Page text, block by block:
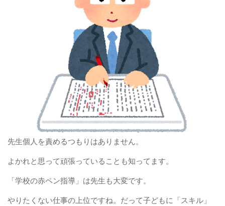
先生個人を責めるつもりはありません。
よかれと思って頑張っていることも知ってます。
「学校の赤ペン指導」は先生も大変です。
やりたくない仕事の上位ですね。だって子どもに「スキル」